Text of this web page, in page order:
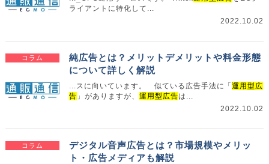
ライアントに特化して...
2022.10.02
コラム
純広告とは？メリットデメリットや料金形態
について詳しく解説
...スに向いています。 似ている広告手法に「運用型広
告 」がありますが、 運用型広告は...
2022.10.02
コラム
デジタル音声広告とは？市場規模やメリッ
ト・広告メディアも解説